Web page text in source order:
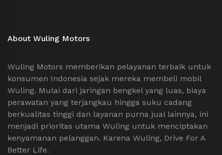
About Wuling Motors
Wuling Motors memberikan pelayanan terbaik untuk
konsumen Indonesia sejak mereka membeli mobil
Wuling. Mulai dari jaringan bengkel yang luas, biaya
perawatan yang terjangkau hingga suku cadang
berkualitas tinggi dan layanan purna jual lainnya, ini
menjadi prioritas utama Wuling untuk menciptakan
kenyamanan pelanggan. Karena Wuling, Drive For A
Better Life.